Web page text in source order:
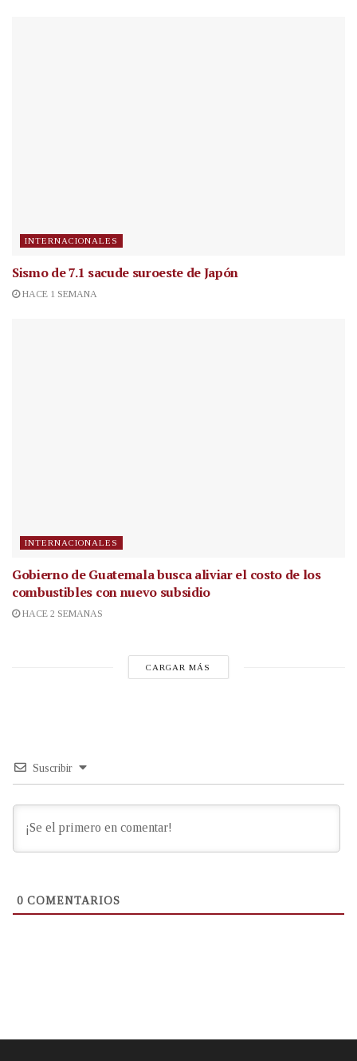
INTERNACIONALES
Sismo de 7.1 sacude suroeste de Japón
HACE 1 SEMANA
INTERNACIONALES
Gobierno de Guatemala busca aliviar el costo de los
combustibles con nuevo subsidio
HACE 2 SEMANAS
CARGAR MÁS
Suscribir
0 COMENTARIOS